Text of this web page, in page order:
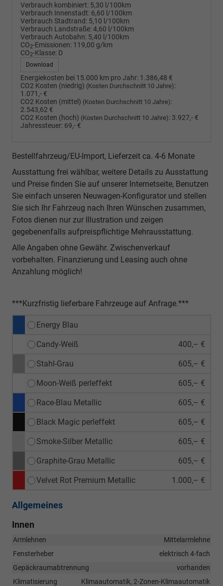
Verbrauch kombiniert: 5,30 l/100km
Verbrauch Innenstadt: 6,60 l/100km
Verbrauch Stadtrand: 5,10 l/100km
Verbrauch Landstraße:4,60 l/100km
Verbrauch Autobahn: 5,40 l/100km
CO2-Emissionen: 119,00 g/km
CO2-Klasse: D
Download
Energiekosten bei 15.000 km pro Jahr: 1.386,48 €
CO2 Kosten (niedrig) (Kosten Durchschnitt 10 Jahre):
1.071,- €
CO2 Kosten (mittel) (Kosten Durchschnitt 10 Jahre):
2.543,62 €
CO2 Kosten (hoch) (Kosten Durchschnitt 10 Jahre): 3.927,- €
Jahressteuer: 69,- €
Bestellfahrzeug/EU-Import, Lieferzeit ca. 4-6 Monate
Ausstattung frei wählbar, weitere Details zu Ausstattung
und Preise finden Sie auf unserer Internetseite, Benutzen
Sie einfach unseren Neuwagen-Konfigurator und stellen
Sie sich Ihr Fahrzeug nach Ihren Wünschen zusammen,
Fotos dienen nur zur Illustration und zeigen
gegebenenfalls aufpreispflichtige Mehrausstattung.
Alle Angaben ohne Gewähr. Zwischenverkauf
vorbehalten. Finanzierung und Leasing auch ohne
Anzahlung möglich!
***Kurzfristig lieferbare Fahrzeuge auf Anfrage.***
Energy Blau
Candy-Weiß 400,– €
Stahl-Grau 605,– €
Moon-Weiß perleffekt 605,– €
Race-Blau Metallic 605,– €
Black Magic perleffekt 605,– €
Smoke-Silber Metallic 605,– €
Graphite-Grau Metallic 605,– €
Velvet Rot Premium Metallic 1.000,– €
Allgemeines
Innen
Armlehnen
Mittelarmlehne
Fensterheber
elektrisch 4-fach
Gepäckraumabtrennung
vorhanden
Klimatisierung
Klimaautomatik, 2-Zonen-Klimaautomatik